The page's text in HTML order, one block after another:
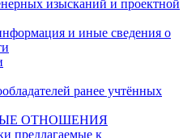
изысканий и проектной
и иные сведения о
ранее учтённых
ОТНОШЕНИЯ
предлагаемые к